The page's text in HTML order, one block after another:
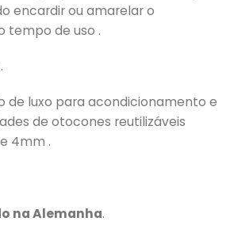
encardir ou amarelar o
tempo de uso .
de luxo para acondicionamento e
de otocones reutilizáveis
4mm .
na Alemanha.